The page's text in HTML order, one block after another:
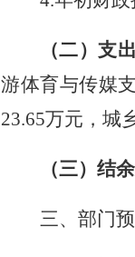
（二）支
游体育与传媒
23.65万元，城
（三） 结
三、部门